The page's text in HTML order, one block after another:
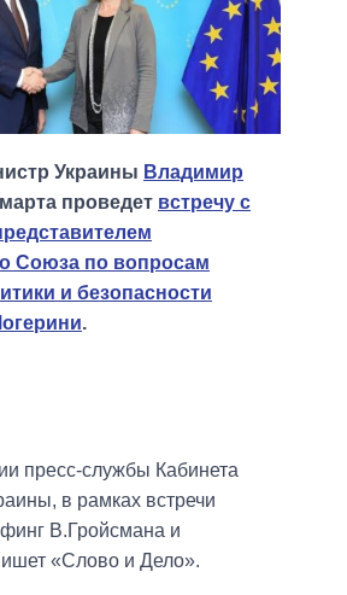
Украины Владимир
проведет встречу с
Союза по вопросам
и безопасности
.
пресс-службы Кабинета
в рамках встречи
В.Гройсмана и
«Слово и Дело».